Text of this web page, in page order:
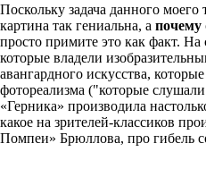
Поскольку задача данного
картина так гениальна, а почему
просто примите это как факт.
которые владели
авангардного искусства,
фотореализма ("которые
«Герника» производила
какое на зрителей-классиков
Помпеи» Брюллова, про гибель